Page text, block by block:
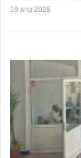
19 апр 2026